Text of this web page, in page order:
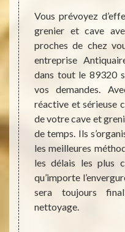
où
très
que
ces
ou
qui
Vous prévoyez
grenier et cave
proches de chez
entreprise
dans tout le 89320
vos demandes.
réactive et sérieuse
de votre cave et
de temps. Ils
les meilleures
les délais les plus
qu’importe
sera toujours
nettoyage.